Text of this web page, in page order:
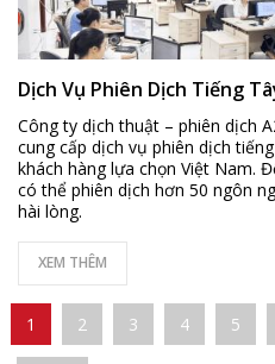
Dịch Vụ Phiên Dịch Tiếng
Công ty dịch thuật – phiên dịch
cung cấp dịch vụ phiên dịch
khách hàng lựa chọn Việt Nam.
có thể phiên dịch hơn 50 ngôn
hài lòng.
XEM THÊM
Pages
1 2 3 4 5